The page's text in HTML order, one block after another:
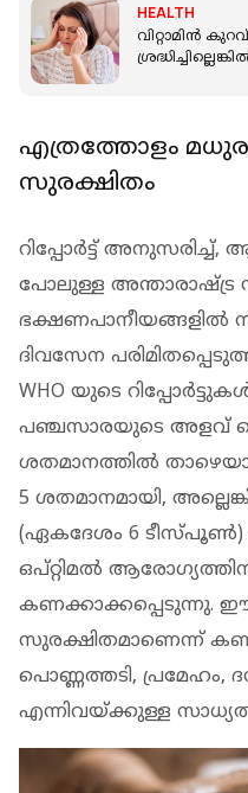
HEALTH
വിറ്റാമിന്‍
എത്രത്തോളം
സുരക്ഷിതം
റിപ്പോര്‍ട്ട് അനുസരിച്ച്,
പോലുള്ള
ഭക്ഷണപാനീയങ്ങളില്‍
ദിവസേന
WHO യുടെ
പഞ്ചസാരയുടെ അളവ്
ശതമാനത്തില്‍
5 ശതമാനമായി,
(ഏകദേശം 6 ടീസ്പൂണ്‍)
ഒപ്റ്റിമല്‍
കണക്കാക്കപ്പെടുന്നു.
സുരക്ഷിതമാണെന്ന്
പൊണ്ണത്തടി, പ്രമേഹം,
എന്നിവയ്ക്കുള്ള